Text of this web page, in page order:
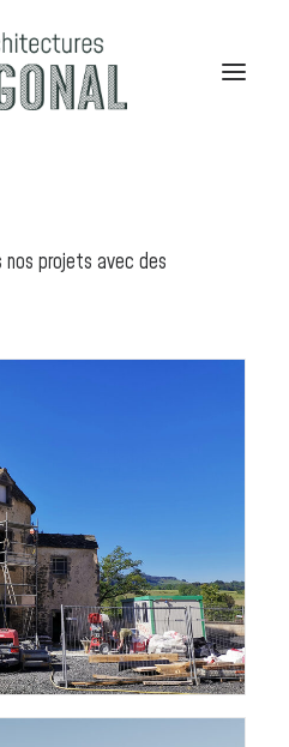
projets avec des